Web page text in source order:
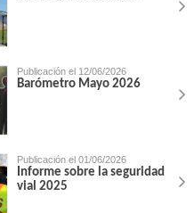
Publicación el 12/06/2026
Barómetro Mayo 2026
Publicación el 01/06/2026
Informe sobre la seguridad
vial 2025